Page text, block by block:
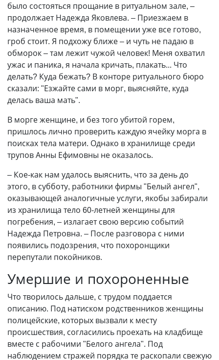
было состояться прощание в ритуальном зале, –
продолжает Надежда Яковлева. – Приезжаем в
назначенное время, в помещении уже все готово,
гроб стоит. Я подхожу ближе – и чуть не падаю в
обморок – там лежит чужой человек! Меня охватил
ужас и паника, я начала кричать, плакать... Что
делать? Куда бежать? В конторе ритуального бюро
сказали: "Езжайте сами в морг, выясняйте, куда
делась ваша мать".
В морге женщине, и без того убитой горем,
пришлось лично проверить каждую ячейку морга в
поисках тела матери. Однако в хранилище среди
трупов Анны Ефимовны не оказалось.
– Кое-как нам удалось выяснить, что за день до
этого, в субботу, работники фирмы "Белый ангел",
оказывающей аналогичные услуги, якобы забирали
из хранилища тело 60-летней женщины для
погребения, – излагает свою версию событий
Надежда Петровна. – После разговора с ними
появились подозрения, что похоронщики
перепутали покойников.
Умершие и похороненные
Что творилось дальше, с трудом поддается
описанию. Под натиском родственников женщины
полицейские, которых вызвали к месту
происшествия, согласились проехать на кладбище
вместе с рабочими "Белого ангела". Под
наблюдением стражей порядка те раскопали свежую